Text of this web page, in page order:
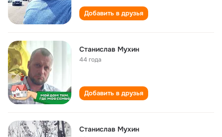
Добавить в друзья
Станислав Мухин
44 года
Добавить в друзья
Станислав Мухин